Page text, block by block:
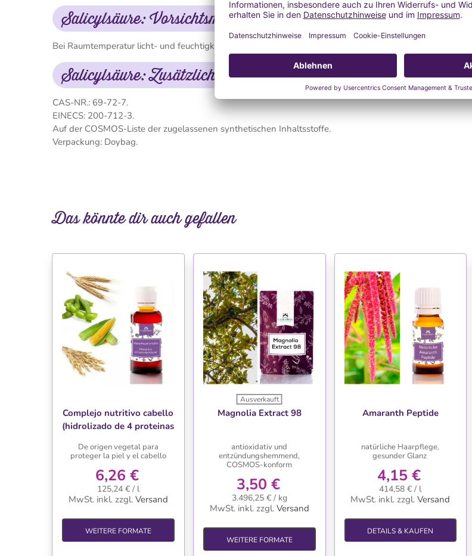
Salicylsäure: Vorsichtsmaßnahmen
Bei Raumtemperatur licht- und feuchtigkeitsgeschützt aufbewahren.
Salicylsäure: Zusätzliche Informationen
CAS-NR.: 69-72-7.
EINECS: 200-712-3.
Auf der COSMOS-Liste der zugelassenen synthetischen Inhaltsstoffe.
Verpackung: Doybag.
Das könnte dir auch gefallen
Complejo nutritivo cabello
(hidrolizado de 4 proteinas
De origen vegetal para
proteger la piel y el cabello
6,26 €
125,24 € / l
MwSt. inkl. zzgl. Versand
WEITERE FORMATE
WUNSCHLISTE
Ausverkauft
Magnolia Extract 98
antioxidativ und
entzündungshemmend,
COSMOS-konform
3,50 €
3.496,25 € / kg
MwSt. inkl. zzgl. Versand
WEITERE FORMATE
Amaranth Peptide
natürliche Haarpflege,
gesunder Glanz
4,15 €
414,58 € / l
MwSt. inkl. zzgl. Versand
DETAILS & KAUFEN